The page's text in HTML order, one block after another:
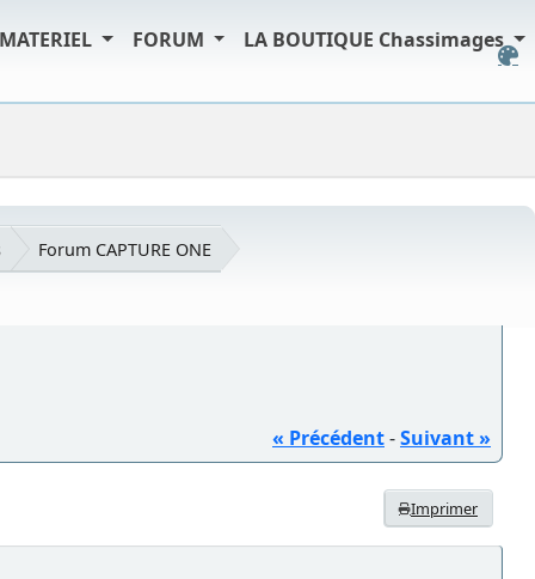
MATERIEL FORUM LA BOUTIQUE Chassimages
Forum CAPTURE ONE
« Précédent-Suivant »
Imprimer